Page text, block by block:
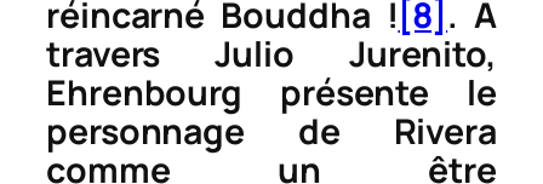
réincarné Bouddha ! [8] . A
travers Julio Jurenito,
Ehrenbourg présente le
personnage de Rivera
comme un être